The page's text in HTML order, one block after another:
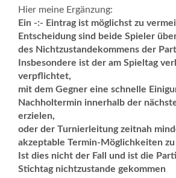
Hier meine Ergänzung:
Ein -:- Eintrag ist möglichst zu
Entscheidung sind beide Spieler
des Nichtzustandekommens der
Insbesondere ist der am Spieltag
verpflichtet,
mit dem Gegner eine schnelle
Nachholtermin innerhalb der
erzielen,
oder der Turnierleitung zeitnah
akzeptable Termin-Möglichkeiten zu
Ist dies nicht der Fall und ist die
Stichtag nichtzustande gekommen